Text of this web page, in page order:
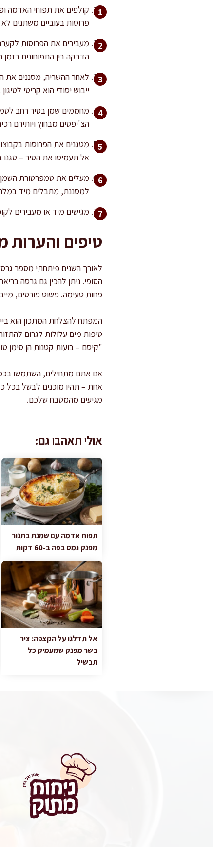
פרוסות בעוביים משתנים
הדבקה בין התפוחונים
לאחר ההשריה, מסננים את
ייבוש יסודי הוא קריטי
הצ'יפסים מבחוץ ויותירם
אל תעמיסו את הסיר – טגנו
למסננת, מתבלים מיד במלח
מגישים מיד או מעבירים
טיפים
לאורך השנים פיתחתי מספר
הסופי. ניתן להכין גם גרסה
פחות טעימה. פשוט פורסים,
המפתח להצלחת המתכון הוא
טיפות מים עלולות לגרום
"קיסם – בועות קטנות הן סימן
אם אתם מתחילים, השתמשו
אחת – תהיו מוכנים לבשל בכל
מגיעים מהמטבח שלכם.
אולי תאהבו גם:
תפוח אדמה עם שמנת בתנור
מפנק נמס בפה ב-60 דקות
אל תדלגו על הקצפה: ציר
בשר מפנק שמעמיק כל
תבשיל